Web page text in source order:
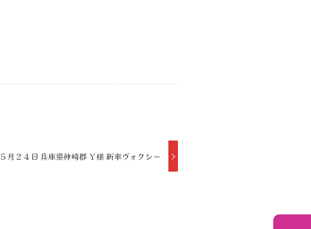
５月２４日 兵庫県神崎郡 Ｙ様 新車ヴォクシー